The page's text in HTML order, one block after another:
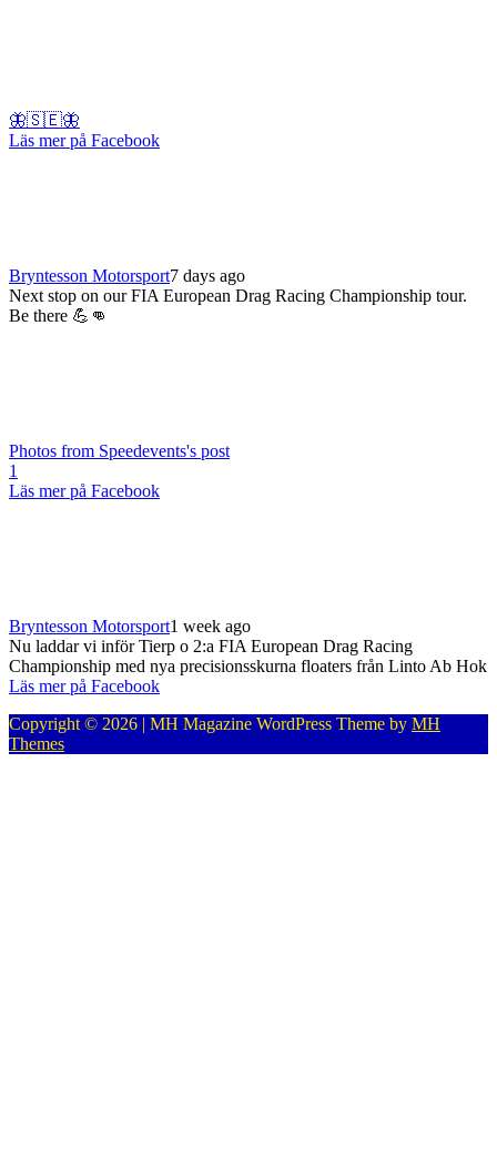
🦋🇸🇪🦋
Läs mer på Facebook
Bryntesson Motorsport7 days ago
Next stop on our FIA European Drag Racing Championship tour.
Be there 💪👊
Photos from Speedevents's post
1
Läs mer på Facebook
Bryntesson Motorsport1 week ago
Nu laddar vi inför Tierp o 2:a FIA European Drag Racing
Championship med nya precisionsskurna floaters från Linto Ab Hok
Läs mer på Facebook
Copyright © 2026 | MH Magazine WordPress Theme by MH
Themes